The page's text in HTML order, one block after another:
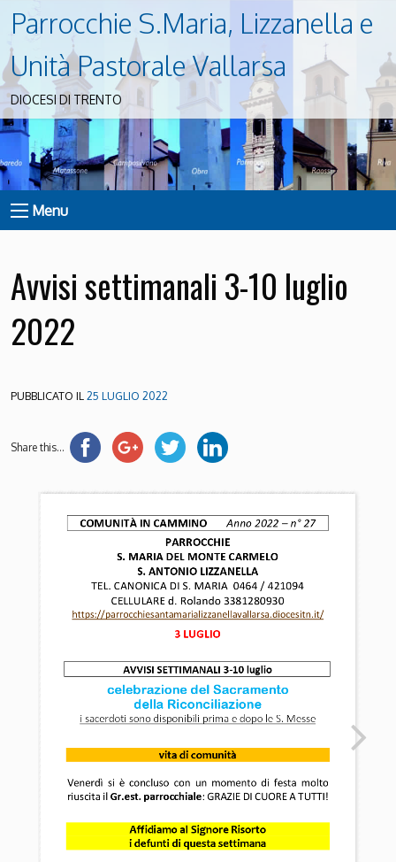
Parrocchie S.Maria, Lizzanella e
Unità Pastorale Vallarsa
DIOCESI DI TRENTO
Menu
Avvisi settimanali 3-10 luglio
2022
PUBBLICATO IL25 LUGLIO 2022
Share this...